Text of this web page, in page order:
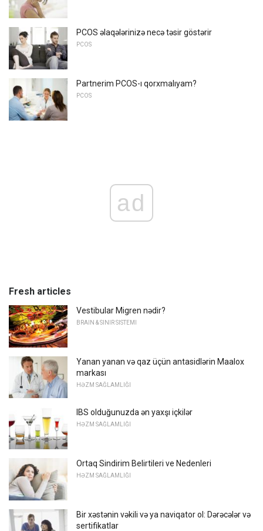
PCOS əlaqələrinizə necə təsir göstərir
PCOS
Partnerim PCOS-ı qorxmalıyam?
PCOS
ad
Fresh articles
Vestibular Migren nədir?
BRAIN & SINIR SISTEMI
Yanan yanan və qaz üçün antasidlərin Maalox
markası
HƏZM SAĞLAMLIĞI
IBS olduğunuzda ən yaxşı içkilər
HƏZM SAĞLAMLIĞI
Ortaq Sindirim Belirtileri ve Nedenleri
HƏZM SAĞLAMLIĞI
Bir xəstənin vəkili və ya naviqator ol: Dərəcələr və
sertifikatlar